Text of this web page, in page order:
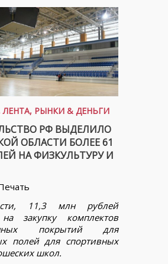
ЛЕНТА, РЫНКИ & ДЕНЬГИ
РФ ВЫДЕЛИЛО
ОБЛАСТИ БОЛЕЕ 61
НА ФИЗКУЛЬТУРУ И
11,3 млн рублей
закупку комплектов
покрытий для
полей для спортивных
школ.